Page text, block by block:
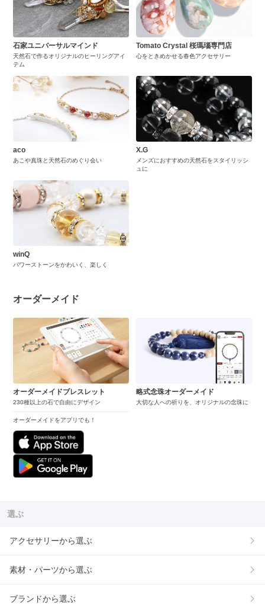
石家ユニバーサルマインド
天然石で作るオリジナルのヒーリングアイ
テム
Tomato Crystal 桜瑪瑙専門店
心をときめかせる春色アクセサリー
aco
あこや真珠と天然石のめぐり会い
X.G
メンズにおすすめの天然石をスタイリッシ
ュに
winQ
パワーストーンをかわいく、楽しく
オーダーメイド
オーダーメイドブレスレット
230種以上の石で自由にデザイン
オーダーメイドをアプリでも！
略式念珠オーダーメイド
大切な人への祈りを、オリジナルの念珠に
選ぶ
アクセサリーから選ぶ
素材・パーツから選ぶ
ブランドから選ぶ